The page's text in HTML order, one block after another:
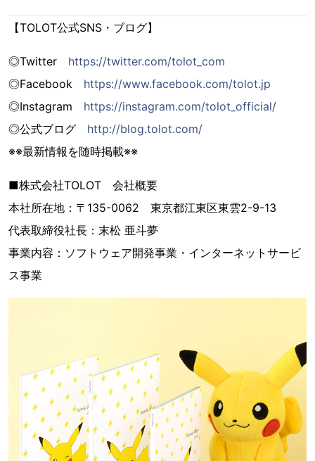
【TOLOT公式SNS・ブログ】
◎Twitter https://twitter.com/tolot_com
◎Facebook https://www.facebook.com/tolot.jp
◎Instagram https://instagram.com/tolot_official/
◎公式ブログ http://blog.tolot.com/
※※最新情報を随時掲載※※
■株式会社TOLOT 会社概要
本社所在地：〒135-0062 東京都江東区東雲2-9-13
代表取締役社長：末松 亜斗夢
事業内容：ソフトウェア開発事業・インターネットサービ
ス事業